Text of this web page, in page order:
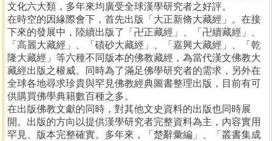
文化六大類，多年來均廣受全球漢學研究者之好評。
在時空的因緣際會下，首先出版「大正新脩大藏經」。在接
下來的發展中，陸續出版了「卍正藏經」、「卍續藏經」、
「高麗大藏經」、「磧砂大藏經」、「嘉興大藏經」、「乾
隆大藏經」等六種不同版本的佛教藏經，為當代漢文佛教大
藏經出版之權威。同時為了滿足佛學研究者的需求，另外在
全球各地尋求珍貴與罕見佛教經典圖書整理出版，目前有可
供購買佛學典籍數百種之多。
在出版佛教文獻的同時，對其他文史資料的出版也同時展
開。出版的方向以提供漢學研究者完整資料為主，內容實用
罕見、版本完整確實。多年來，「楚辭彙編」、「叢書集成